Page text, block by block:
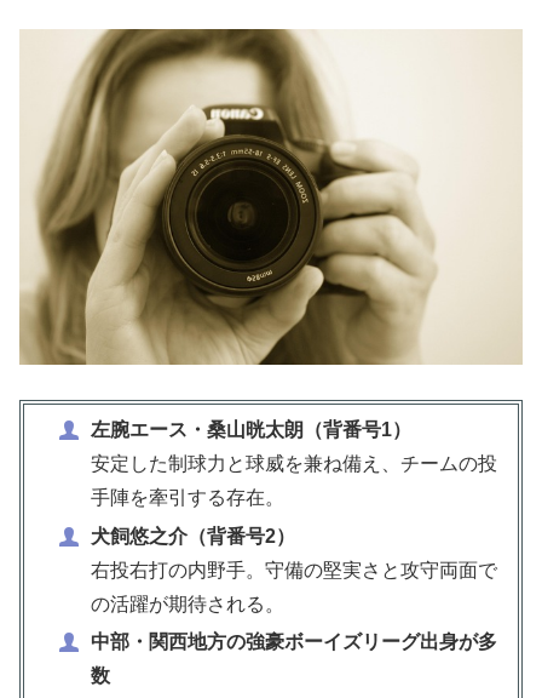
左腕エース・桑山晄太朗（背番号1）
安定した制球力と球威を兼ね備え、チームの投
手陣を牽引する存在。
犬飼悠之介（背番号2）
右投右打の内野手。守備の堅実さと攻守両面で
の活躍が期待される。
中部・関西地方の強豪ボーイズリーグ出身が多
数